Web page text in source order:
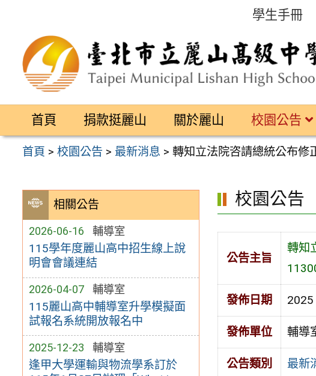
區
學生手冊
首頁 捐款挺麗山 關於麗山 校園公告
首頁 >校園公告 > 最新消息 >轉知立法院咨請總統公布
相關公告
2026-06-16 輔導室
115學年度麗山高中招生線上說
明會會議連結
2026-04-07 輔導室
115麗山高中輔導室升學模擬面
試報名系統開放報名中
2025-12-23 輔導室
逢甲大學運輸與物流學系訂於
校園公告
公告主旨
轉知
發佈日期 2025
發佈單位 輔導
公告類別 最新